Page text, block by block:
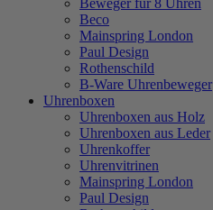
Beweger für 8 Uhren
Beco
Mainspring London
Paul Design
Rothenschild
B-Ware Uhrenbeweger
Uhrenboxen
Uhrenboxen aus Holz
Uhrenboxen aus Leder
Uhrenkoffer
Uhrenvitrinen
Mainspring London
Paul Design